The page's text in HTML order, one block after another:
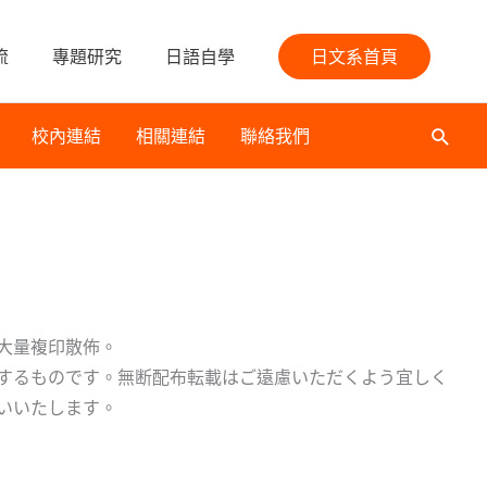
專題研究 日語自學 日文系首頁
校內連結 相關連結 聯絡我們
搜
尋
量複印散佈。
ものです。無断配布転載はご遠慮いただくよう宜しく
いたします。